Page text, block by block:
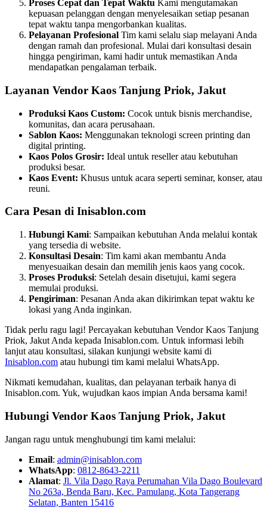
Proses Cepat dan Tepat Waktu Kami mengutamakan
kepuasan pelanggan dengan menyelesaikan setiap pesanan
tepat waktu tanpa mengorbankan kualitas.
Pelayanan Profesional Tim kami selalu siap melayani Anda
dengan ramah dan profesional. Mulai dari konsultasi desain
hingga pengiriman, kami hadir untuk memastikan Anda
mendapatkan pengalaman terbaik.
Layanan Vendor Kaos Tanjung Priok, Jakut
Produksi Kaos Custom: Cocok untuk bisnis merchandise,
komunitas, dan acara perusahaan.
Sablon Kaos: Menggunakan teknologi screen printing dan
digital printing.
Kaos Polos Grosir: Ideal untuk reseller atau kebutuhan
produksi besar.
Kaos Event: Khusus untuk acara seperti seminar, konser, atau
reuni.
Cara Pesan di Inisablon.com
Hubungi Kami: Sampaikan kebutuhan Anda melalui kontak
yang tersedia di website.
Konsultasi Desain: Tim kami akan membantu Anda
menyesuaikan desain dan memilih jenis kaos yang cocok.
Proses Produksi: Setelah desain disetujui, kami segera
memulai produksi.
Pengiriman: Pesanan Anda akan dikirimkan tepat waktu ke
lokasi yang Anda inginkan.
Tidak perlu ragu lagi! Percayakan kebutuhan Vendor Kaos Tanjung
Priok, Jakut Anda kepada Inisablon.com. Untuk informasi lebih
lanjut atau konsultasi, silakan kunjungi website kami di
Inisablon.com atau hubungi tim kami melalui WhatsApp.
Nikmati kemudahan, kualitas, dan pelayanan terbaik hanya di
Inisablon.com. Yuk, wujudkan kaos impian Anda bersama kami!
Hubungi Vendor Kaos Tanjung Priok, Jakut
Jangan ragu untuk menghubungi tim kami melalui:
Email: admin@inisablon.com
WhatsApp: 0812-8643-2211
Alamat: Jl. Vila Dago Raya Perumahan Vila Dago Boulevard
No 263a, Benda Baru, Kec. Pamulang, Kota Tangerang
Selatan, Banten 15416